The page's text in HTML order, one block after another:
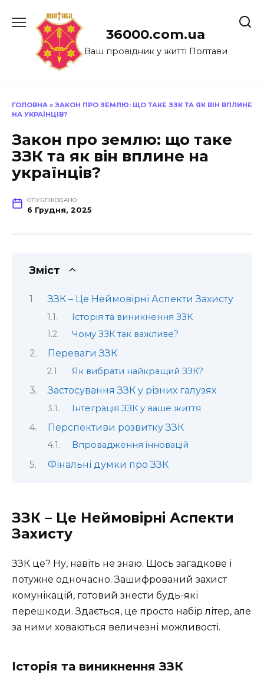
до
36000.com.ua
Ваш провідник у житті Полтави
ГОЛОВНА » ЗАКОН ПРО ЗЕМЛЮ: ЩО ТАКЕ ЗЗК ТА ЯК ВІН ВПЛИНЕ
НА УКРАЇНЦІВ?
Закон про землю: що таке
ЗЗК та як він вплине на
українців?
ОПУБЛІКОВАНО
6 Грудня, 2025
Зміст
ЗЗК – Це Неймовірні Аспекти Захисту
Історія та виникнення ЗЗК
Чому ЗЗК так важливе?
Переваги ЗЗК
Як вибрати найкращий ЗЗК?
Застосування ЗЗК у різних галузях
Інтеграція ЗЗК у ваше життя
Перспективи розвитку ЗЗК
Впровадження інновацій
Фінальні думки про ЗЗК
ЗЗК – Це Неймовірні Аспекти
Захисту
ЗЗК це? Ну, навіть не знаю. Щось загадкове і
потужне одночасно. Зашифрований захист
комунікацій, готовий знести будь-які
перешкоди. Здається, це просто набір літер, але
за ними ховаються величезні можливості.
Історія та виникнення ЗЗК